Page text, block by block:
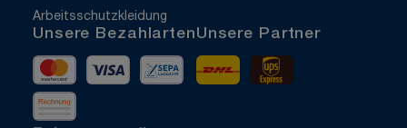
Arbeitsschutzkleidung
Unsere Bezahlarten
MastercardVisa Vorkasse
Rechnung
Unsere Partner
DHL